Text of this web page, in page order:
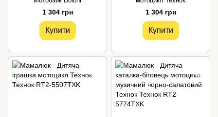
1 304 грн
Купити
1 304 грн
Купити